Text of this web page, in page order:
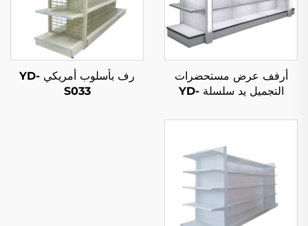
أرفف عرض مستحضرات
التجميل يد سلسلة YD-
رف بأسلوب أمريكي YD-
S033